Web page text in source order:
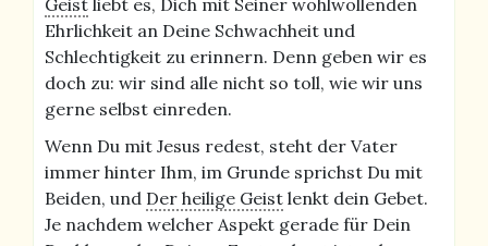
Ehrlichkeit an Deine Schwachheit und
Schlechtigkeit zu erinnern. Denn geben wir es
doch zu: wir sind alle nicht so toll, wie wir uns
gerne selbst einreden.
Wenn Du mit Jesus redest, steht der Vater
immer hinter Ihm, im Grunde sprichst Du mit
Beiden, und Der heilige Geist lenkt dein Gebet.
Je nachdem welcher Aspekt gerade für Dein